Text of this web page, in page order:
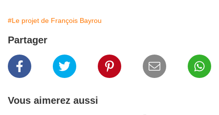
#Le projet de François Bayrou
Partager
Vous aimerez aussi